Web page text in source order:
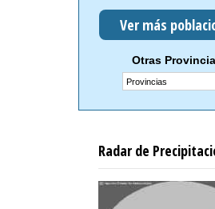
Ver más
Otras
Radar de